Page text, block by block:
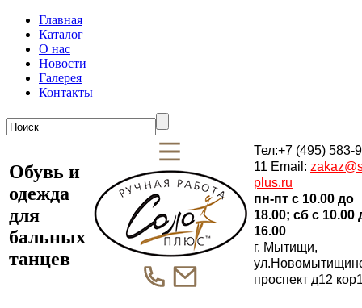
Главная
Каталог
О нас
Новости
Галерея
Контакты
Обувь и
одежда
для
бальных
танцев
Тел:+7 (495) 583-
11 Email:
plus.ru
пн-пт c 10.00 до
18.00; сб c 10.00
16.00
г. Мытищи,
проспект д12